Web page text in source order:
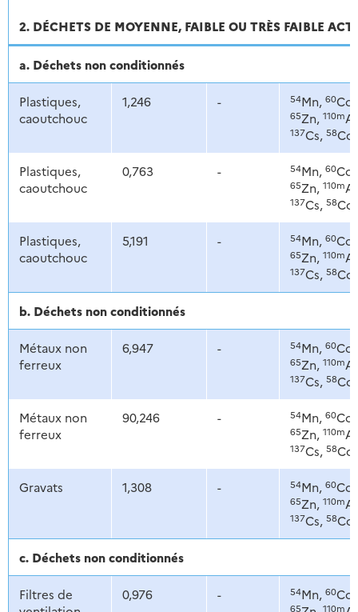
2. DÉCHETS DE MOYENNE, FAIBLE OU TRÈS FAIBLE
a. Déchets non conditionnés
Plastiques,
caoutchouc
1,246 - 54Mn, 60Co,
65Zn, 110m
137Cs, 58Co
Plastiques,
caoutchouc
0,763 - 54Mn, 60Co,
65Zn, 110m
137Cs, 58Co
Plastiques,
caoutchouc
5,191 - 54Mn, 60Co,
65Zn, 110m
137Cs, 58Co
b. Déchets non conditionnés
Métaux non
ferreux
6,947 - 54Mn, 60Co,
65Zn, 110m
137Cs, 58Co
Métaux non
ferreux
90,246 - 54Mn, 60Co,
65Zn, 110m
137Cs, 58Co
Gravats 1,308 - 54Mn, 60Co,
65Zn, 110m
137Cs, 58Co
c. Déchets non conditionnés
Filtres de
0,976 - 54Mn, 60Co,
65 110m